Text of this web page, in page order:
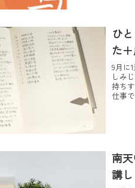
ひ
た
9月に
しみ
持ち
仕事
南
講